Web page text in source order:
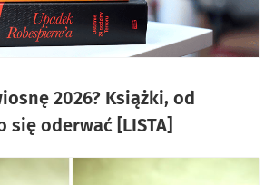
2026? Książki, od
oderwać [LISTA]